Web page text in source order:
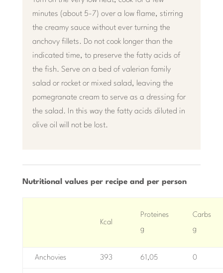
minutes (about 5-7) over a low flame, stirring
the creamy sauce without ever turning the
anchovy fillets. Do not cook longer than the
indicated time, to preserve the fatty acids of
the fish. Serve on a bed of valerian family
salad or rocket or mixed salad, leaving the
pomegranate cream to serve as a dressing for
the salad. In this way the fatty acids diluted in
olive oil will not be lost.
Nutritional values ​​per recipe and per person
Kcal
Proteines
g
Carbs
g
Anchovies 393 61,05 0